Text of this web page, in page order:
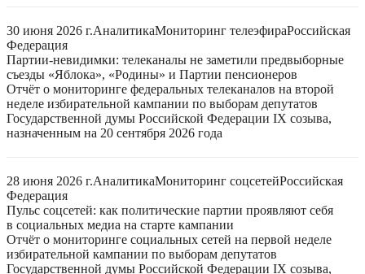
30 июня 2026 г.АналитикаМониторинг телеэфираРоссийская
Федерация
Партии-невидимки: телеканалы не заметили предвыборные
съезды «Яблока», «Родины» и Партии пенсионеров
Отчёт о мониторинге федеральных телеканалов на второй
неделе избирательной кампании по выборам депутатов
Государственной думы Российской Федерации IX созыва,
назначенным на 20 сентября 2026 года
28 июня 2026 г.АналитикаМониторинг соцсетейРоссийская
Федерация
Пульс соцсетей: как политические партии проявляют себя
в социальных медиа на старте кампании
Отчёт о мониторинге социальных сетей на первой неделе
избирательной кампании по выборам депутатов
Государственной думы Российской Федерации IX созыва,